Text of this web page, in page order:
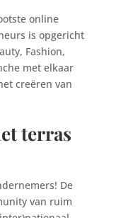
online
is opgericht
Fashion,
met elkaar
creëren van
terras
De
van ruim